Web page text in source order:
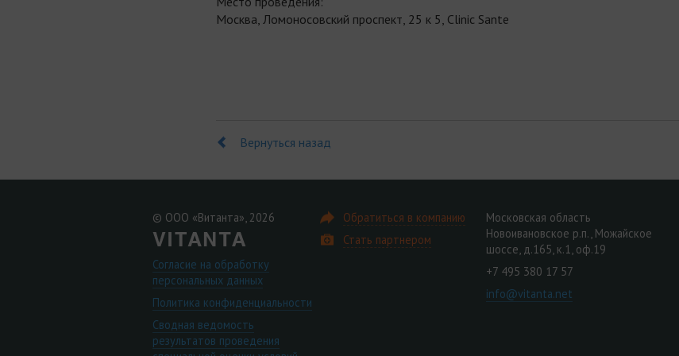
Москва, Ломоносовский проспект, 25 к 5, Clinic Sante
Вернуться назад
© ООО «Витанта», 2026
Согласие на обработку
персональных данных
Политика конфиденциальности
Сводная ведомость
результатов проведения
Обратиться в компанию
Стать партнером
Московская область
Новоивановское р.п., Можайское
шоссе, д.165, к.1, оф.19
+7 495 380 17 57
info@vitanta.net